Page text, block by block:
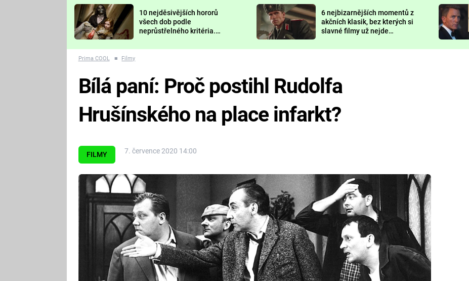
FUTURAMA
DEADPOOL
10 nejděsivějších hororů
všech dob podle
neprůstřelného kritéria.
nejvíc zvednou tep?
6 nejbizarnějších momentů z
akčních klasik, bez kterých si
slavné filmy už nejde
Prima COOL ■ Filmy
FILMY 7. července 2020 14:00
Bílá paní: Proč postihl Rudolfa
Hrušínského na place infarkt?